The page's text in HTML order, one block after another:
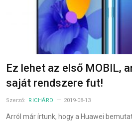
Ez lehet az első MOBIL,
saját rendszere fut!
Szerző: RICHÁRD 2019-08-13
Arról már írtunk, hogy a Huawei